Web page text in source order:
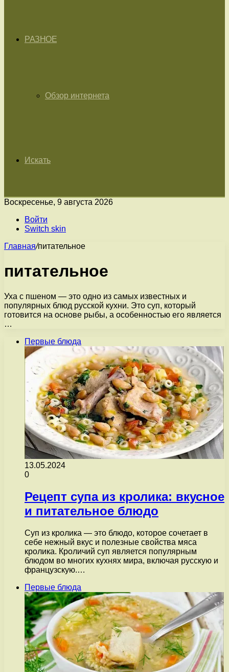
РАЗНОЕ
Обзор интернета
Искать
Воскресенье, 9 августа 2026
Войти
Switch skin
Главная/питательное
питательное
Уха с пшеном — это одно из самых известных и
популярных блюд русской кухни. Это суп, который
готовится на основе рыбы, а особенностью его является
…
Первые блюда
13.05.2024
0
Рецепт супа из кролика: вкусное
и питательное блюдо
Суп из кролика — это блюдо, которое сочетает в
себе нежный вкус и полезные свойства мяса
кролика. Кроличий суп является популярным
блюдом во многих кухнях мира, включая русскую и
французскую.…
Первые блюда